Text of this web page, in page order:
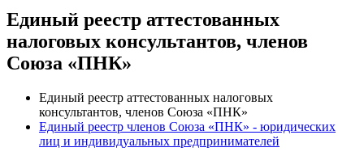
Единый реестр аттестованных
налоговых консультантов, членов
Союза «ПНК»
Единый реестр аттестованных налоговых
консультантов, членов Союза «ПНК»
Единый реестр членов Союза «ПНК» - юридических
лиц и индивидуальных предпринимателей